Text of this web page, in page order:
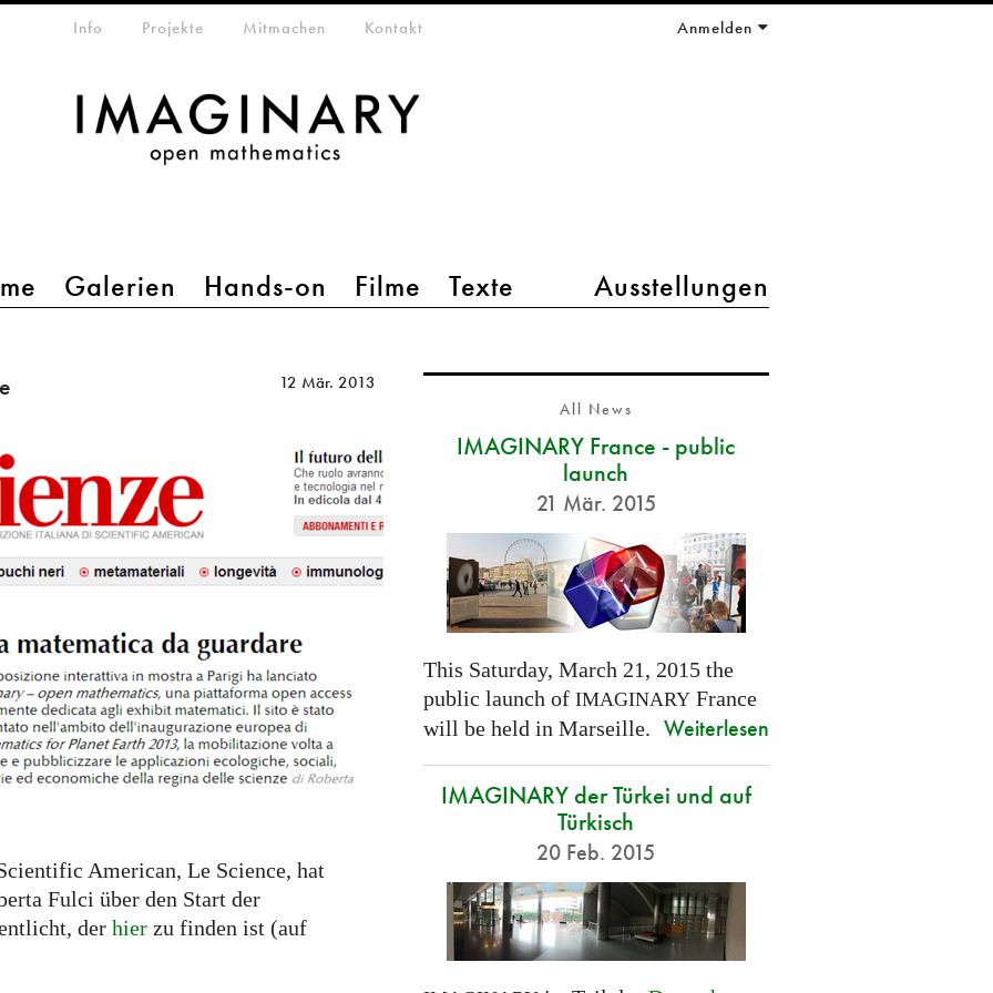
Galerien Hands-on Filme Texte Ausstellungen
Info Projekte Mitmachen Kontakt Anmelden
12 Mär. 2013
American, Le Science, hat
Fulci über den Start der
der hier zu finden ist (auf
All News
IMAGINARY France - public
launch
21 Mär. 2015
This Saturday, March 21, 2015 the
public launch of IMAGINARYFrance
will be held in Marseille. Weiterlesen
IMAGINARY der Türkei und auf
Türkisch
20 Feb. 2015